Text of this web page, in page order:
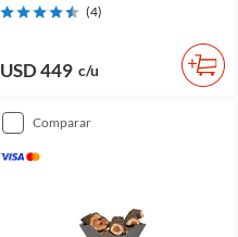
(4)
USD 449 c/u
comparar